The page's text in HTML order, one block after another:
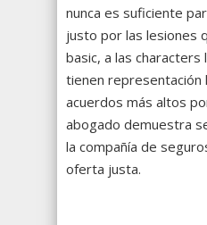
nunca es suficiente
justo por las lesiones
basic, a las characters
tienen representación
acuerdos más altos
abogado demuestra
la compañía de
oferta justa.